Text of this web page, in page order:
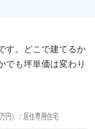
す。どこで建てるか
でも坪単価は変わり